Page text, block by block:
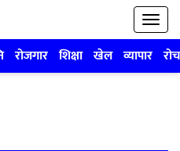
रोजगार शिक्षा खेल व्यापार